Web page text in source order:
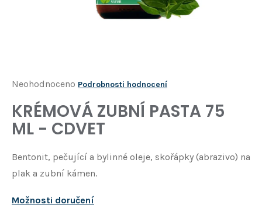
Průměrné
hodnocení
produktu
je
5
hvězdiček.
Neohodnoceno Podrobnosti hodnocení
KRÉMOVÁ ZUBNÍ PASTA 75
ML - CDVET
Bentonit, pečující a bylinné oleje, skořápky (abrazivo) na
plak a zubní kámen.
Možnosti doručení
D
o
p
r
u
u